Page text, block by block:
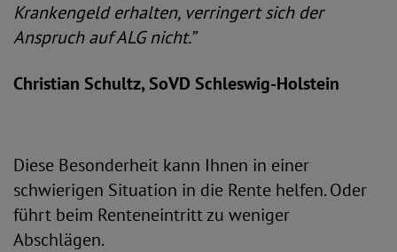
Krankengeld erhalten, verringert sich der
Anspruch auf ALG nicht.”
Christian Schultz, SoVD Schleswig-Holstein
Diese Besonderheit kann Ihnen in einer
schwierigen Situation in die Rente helfen. Oder
führt beim Renteneintritt zu weniger
Abschlägen.